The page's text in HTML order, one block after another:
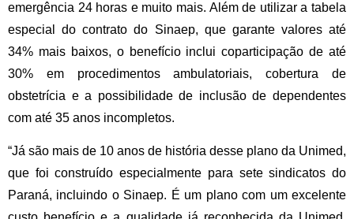
emergência 24 horas e muito mais. Além de utilizar a tabela
especial do contrato do Sinaep, que garante valores até
34% mais baixos, o benefício inclui coparticipação de até
30% em procedimentos ambulatoriais, cobertura de
obstetrícia e a possibilidade de inclusão de dependentes
com até 35 anos incompletos.
“Já são mais de 10 anos de história desse plano da Unimed,
que foi construído especialmente para sete sindicatos do
Paraná, incluindo o Sinaep. É um plano com um excelente